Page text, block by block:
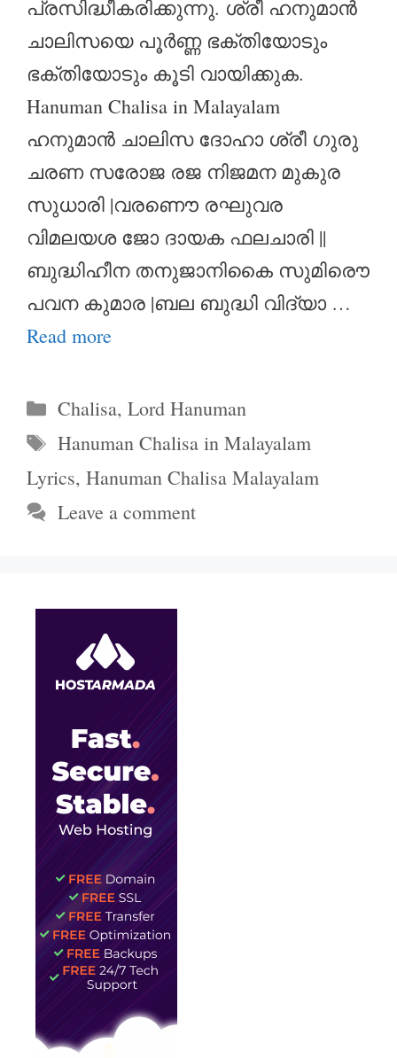
പ്രസിദ്ധീകരിക്കുന്നു. ശ്രീ ഹനുമാൻ
ചാലിസയെ പൂർണ്ണ ഭക്തിയോടും
ഭക്തിയോടും കൂടി വായിക്കുക.
Hanuman Chalisa in Malayalam
ഹനുമാൻ ചാലിസ ദോഹാ ശ്രീ ഗുരു
ചരണ സരോജ രജ നിജമന മുകുര
സുധാരി |വരണൌ രഘുവര
വിമലയശ ജോ ദായക ഫലചാരി ||
ബുദ്ധിഹീന തനുജാനികൈ സുമിരൌ
പവന കുമാര |ബല ബുദ്ധി വിദ്യാ …
Read more
Categories
Chalisa,Lord Hanuman
Tags
Hanuman Chalisa in Malayalam
Lyrics, Hanuman Chalisa Malayalam
Leave a comment